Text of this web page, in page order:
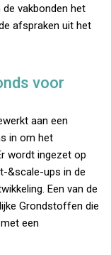
vakbonden het
afspraken uit het
voor
aan een
in om het
wordt ingezet op
&scale-ups in de
Een van de
Grondstoffen die
een